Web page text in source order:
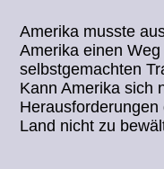
Amerika musste
Amerika einen
selbstgemachten
Kann Amerika sich
Land nicht zu